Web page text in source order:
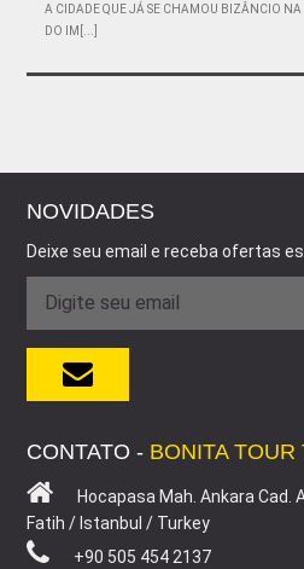
A CIDADE QUE JÁ SE CHAMOU BIZÂNCIO NA
DO IM[...]
NOVIDADES
Deixe seu email e receba ofertas
CONTATO - BONITA TOUR
Hocapasa Mah. Ankara Cad.
Fatih / Istanbul / Turkey
+90 505 454 2137